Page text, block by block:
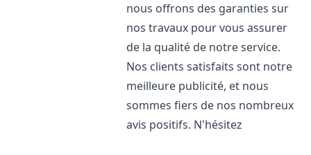
nous offrons des garanties sur
nos travaux pour vous assurer
de la qualité de notre service.
Nos clients satisfaits sont notre
meilleure publicité, et nous
sommes fiers de nos nombreux
avis positifs. N'hésitez